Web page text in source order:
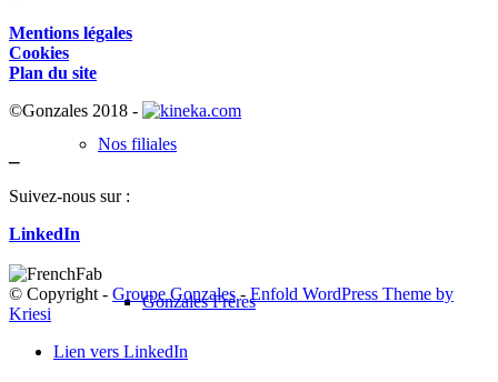
Nos filiales
Gonzales Frères
Mentions légales
Cookies
Plan du site
©Gonzales 2018 -
Suivez-nous sur :
LinkedIn
© Copyright - Groupe Gonzales - Enfold WordPress Theme by
Kriesi
Lien vers LinkedIn